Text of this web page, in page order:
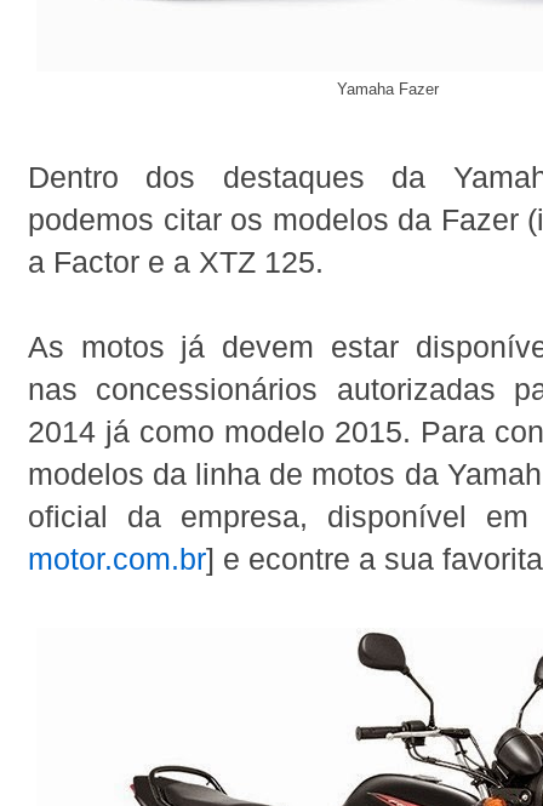
Yamaha Fazer
Dentro dos destaques da
podemos citar os modelos da Fazer
a Factor e a XTZ 125.
As motos já devem estar
nas concessionários autorizadas
2014 já como modelo 2015. Para
modelos da linha de motos da
oficial da empresa, disponível
motor.com.br] e econtre a sua